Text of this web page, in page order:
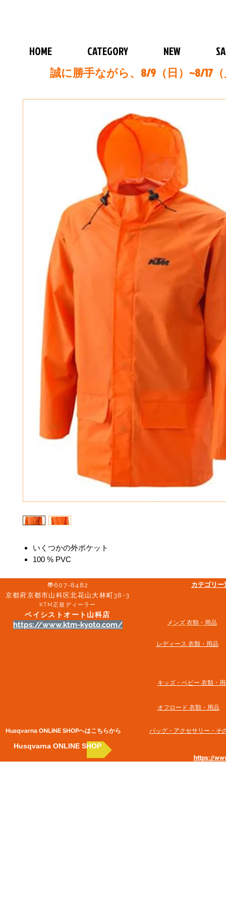
HOME CATEGORY NEW
誠に勝手ながら、8/9（日）~8/17
いくつかの外ポケット
100 % PVC
〠607-8482
京都府京都市山科区北花山大林町38-3​
KTM正規ディーラー
ベイシストオート山科店
https://www.ktm-kyoto.com/
Husqvarna ONLINE SHOP​へはこちらから
Husqvarna ONLINE SHOP
カテゴリ
メンズ 衣類・用品
​レディース 衣類・用品
キッズ・ベビー 衣類・
オフロード 衣類・用品
バッグ・アクセサリー・そ
https://